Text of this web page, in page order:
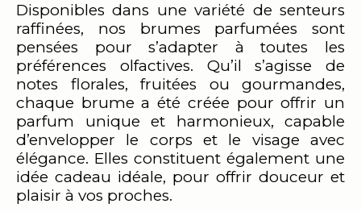
Disponibles dans une variété de senteurs
raffinées, nos brumes parfumées sont
pensées pour s’adapter à toutes les
préférences olfactives. Qu’il s’agisse de
notes florales, fruitées ou gourmandes,
chaque brume a été créée pour offrir un
parfum unique et harmonieux, capable
d’envelopper le corps et le visage avec
élégance. Elles constituent également une
idée cadeau idéale, pour offrir douceur et
plaisir à vos proches.